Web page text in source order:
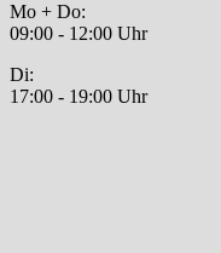
Mo + Do:
09:00 - 12:00 Uhr
Di:
17:00 - 19:00 Uhr